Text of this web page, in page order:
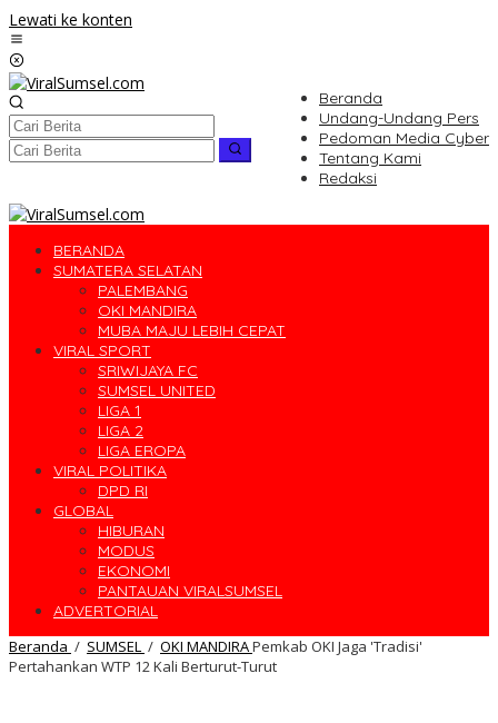
Lewati ke konten
Beranda
Undang-Undang Pers
Pedoman Media Cyber
Tentang Kami
Redaksi
BERANDA
SUMATERA SELATAN
PALEMBANG
OKI MANDIRA
MUBA MAJU LEBIH CEPAT
VIRAL SPORT
SRIWIJAYA FC
SUMSEL UNITED
LIGA 1
LIGA 2
LIGA EROPA
VIRAL POLITIKA
DPD RI
GLOBAL
HIBURAN
MODUS
EKONOMI
PANTAUAN VIRALSUMSEL
ADVERTORIAL
Beranda / SUMSEL / OKI MANDIRAPemkab OKI Jaga 'Tradisi'
Pertahankan WTP 12 Kali Berturut-Turut